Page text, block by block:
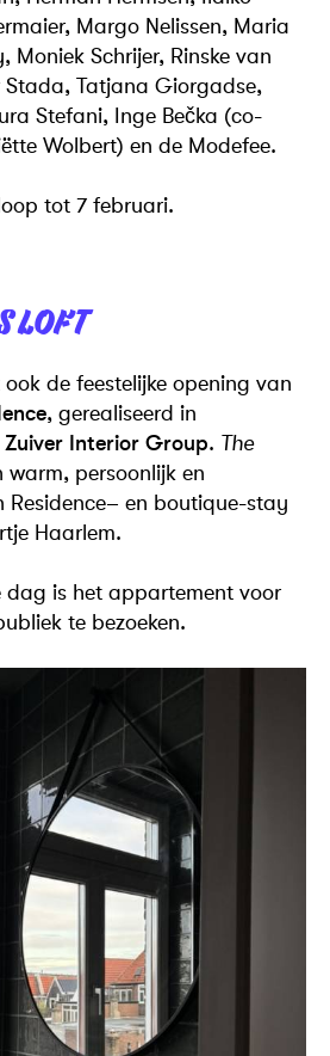
Margo Nelissen, Maria
Moniek Schrijer, Rinske van
Stada, Tatjana Giorgadse,
Stefani, Inge Bečka (co-
Wolbert) en de Modefee.
tot 7 februari.
LOFT
de feestelijke opening van
, gerealiseerd in
Zuiver Interior Group. The
warm, persoonlijk en
Residence– en boutique-stay
Haarlem.
dag is het appartement voor
te bezoeken.